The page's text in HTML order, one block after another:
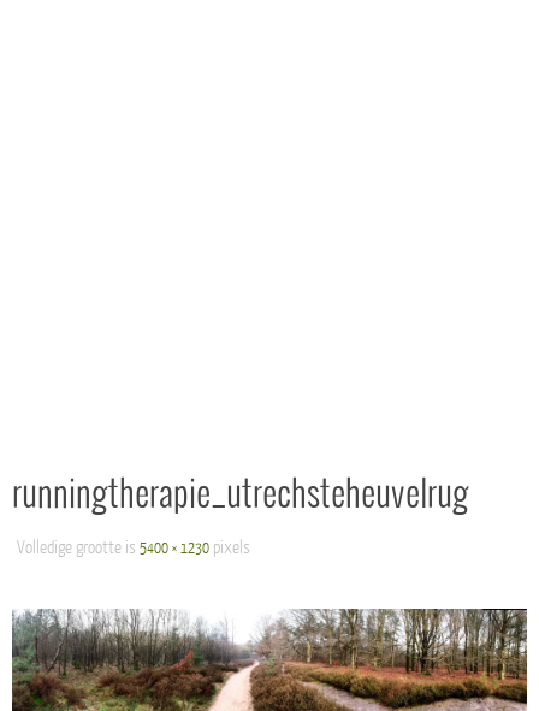
runningtherapie_utrechsteheuvelrug
Volledige grootte is 5400 × 1230 pixels